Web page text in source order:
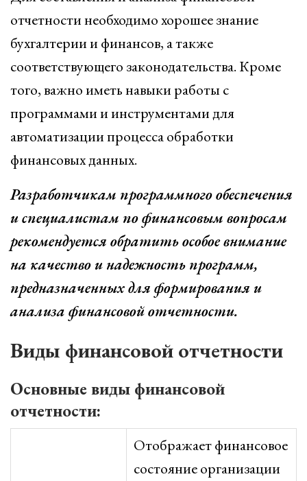
отчетности необходимо хорошее знание
бухгалтерии и финансов, а также
соответствующего законодательства. Кроме
того, важно иметь навыки работы с
программами и инструментами для
автоматизации процесса обработки
финансовых данных.
Разработчикам программного обеспечения
и специалистам по финансовым вопросам
рекомендуется обратить особое внимание
на качество и надежность программ,
предназначенных для формирования и
анализа финансовой отчетности.
Виды финансовой отчетности
Основные виды финансовой
отчетности:
Отображает финансовое
состояние организации